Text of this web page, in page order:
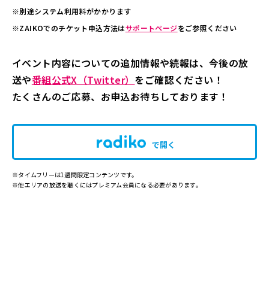
※別途システム利用料がかかります
※ZAIKOでのチケット申込方法はサポートページをご参照ください
イベント内容についての追加情報や続報は、今後の放
送や番組公式X（Twitter） をご確認ください！
たくさんのご応募、お申込お待ちしております！
で開く
※タイムフリーは1週間限定コンテンツです。
※他エリアの放送を聴くにはプレミアム会員になる必要があります。